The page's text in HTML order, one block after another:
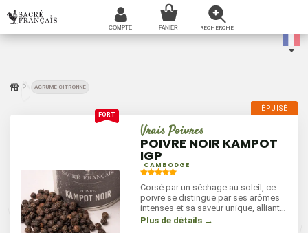
AGRUME CITRONNE
Vrais Poivres
POIVRE NOIR KAMPOT
IGP
CAMBODGE
Corsé par un séchage au soleil, ce
poivre se distingue par ses arômes
intenses et sa saveur unique, alliant
notes fruitées d'eucalyptus et de
Plus de détails →